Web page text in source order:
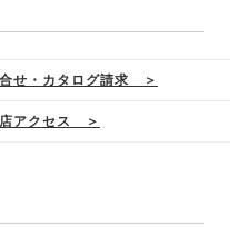
せ・カタログ請求 ＞
アクセス ＞